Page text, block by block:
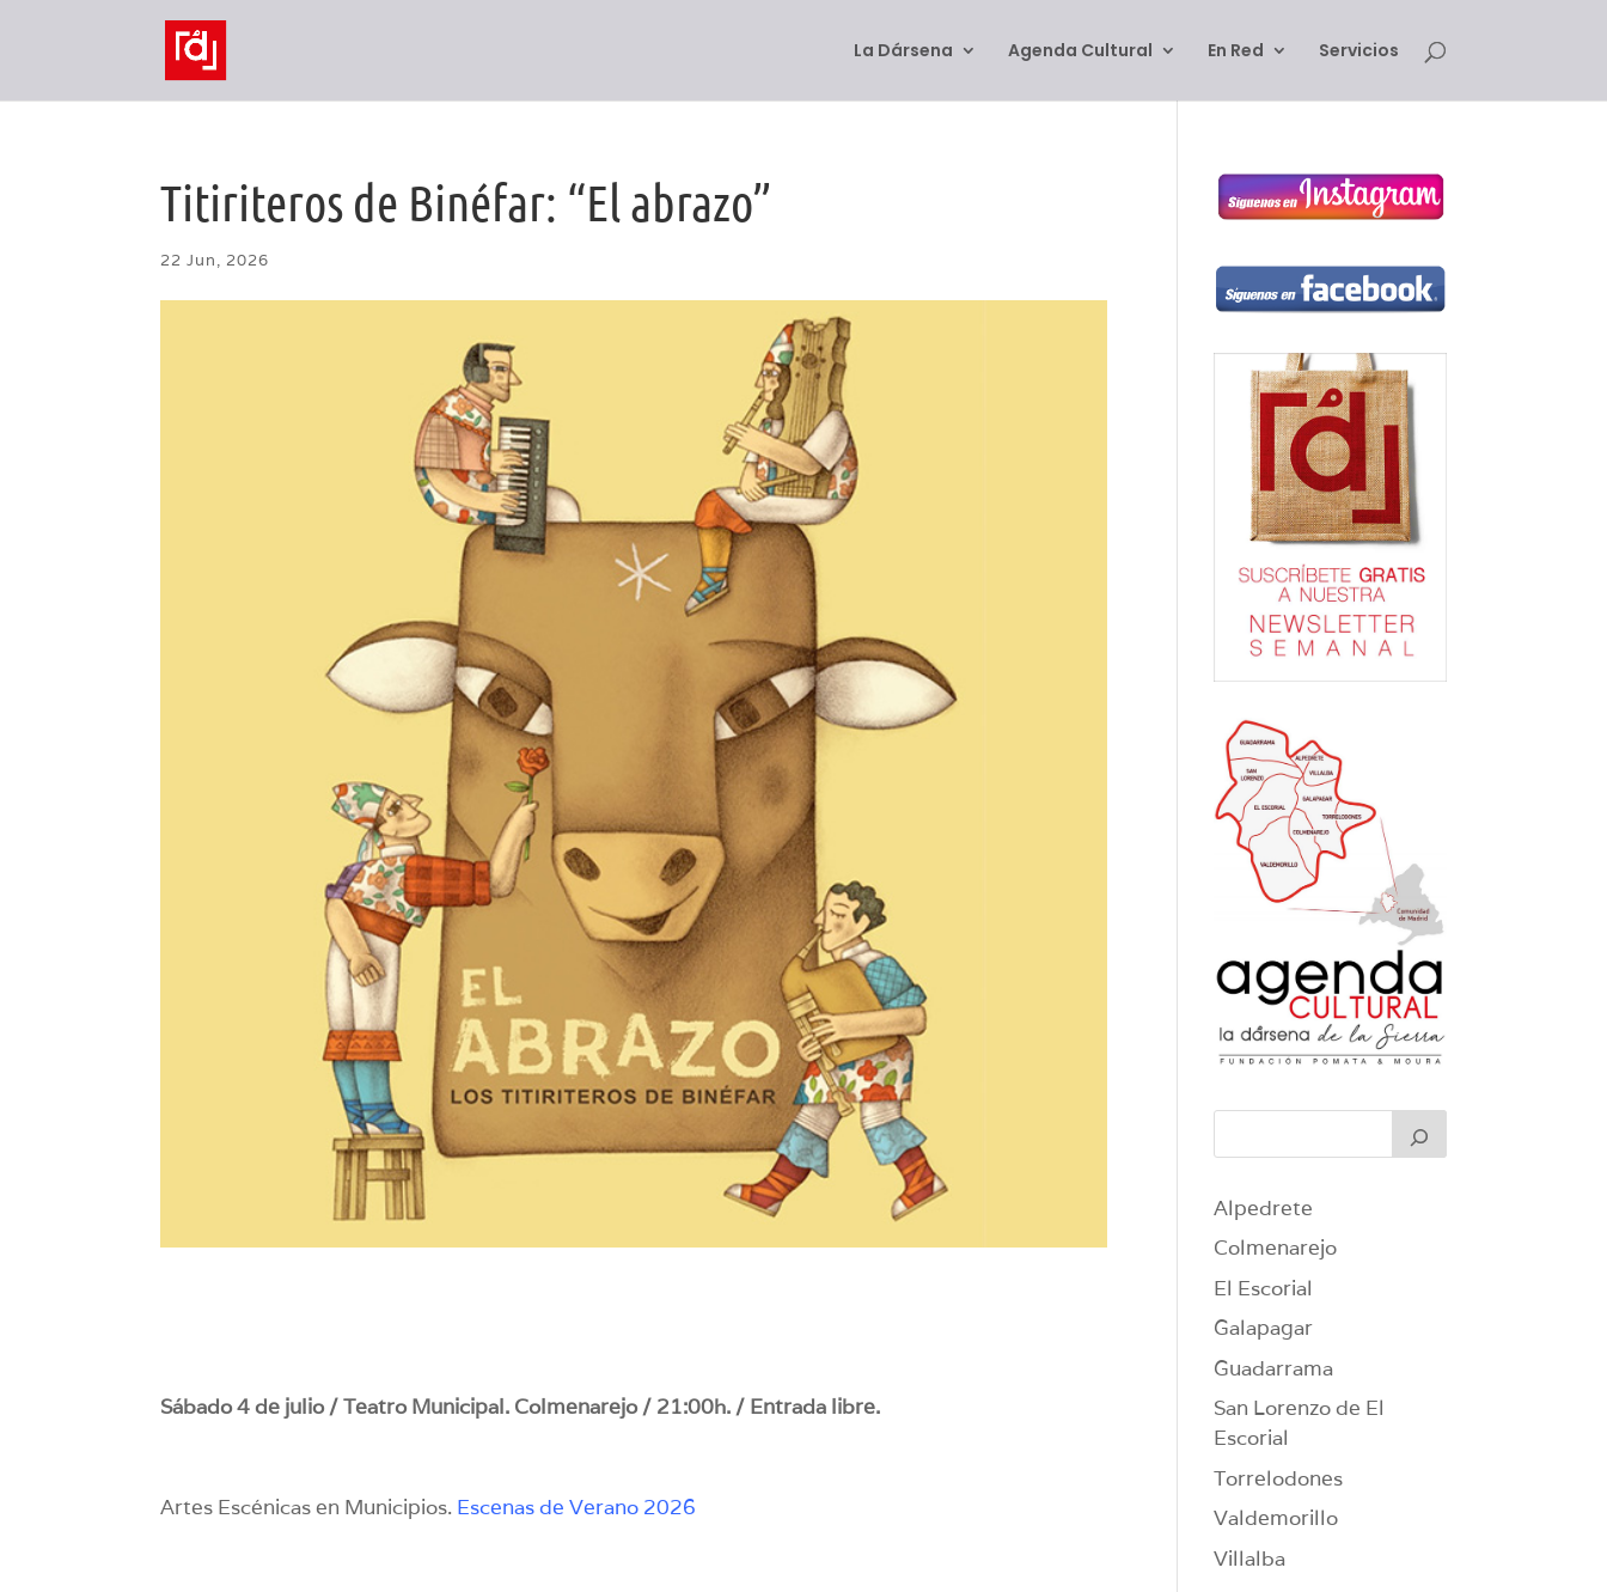
La Dársena Agenda Cultural En Red Servicios
Titiriteros de Binéfar: “El abrazo”
22 Jun, 2026
Sábado 4 de julio / Teatro Municipal. Colmenarejo / 21:00h. / Entrada libre.
Artes Escénicas en Municipios. Escenas de Verano 2026
Alpedrete
Colmenarejo
El Escorial
Galapagar
Guadarrama
San Lorenzo de El
Escorial
Torrelodones
Valdemorillo
Villalba